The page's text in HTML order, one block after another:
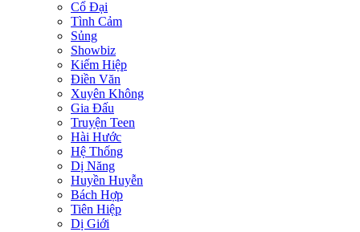
Cổ Đại
Tình Cảm
Sủng
Showbiz
Kiếm Hiệp
Điền Văn
Xuyên Không
Gia Đấu
Truyện Teen
Hài Hước
Hệ Thống
Dị Năng
Huyền Huyễn
Bách Hợp
Tiên Hiệp
Dị Giới